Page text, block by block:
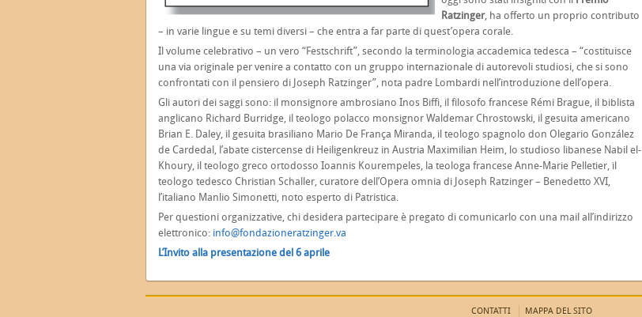
Ratzinger, ha offerto un proprio contributo
– in varie lingue e su temi diversi – che entra a far parte di quest’opera corale.
Il volume celebrativo – un vero “Festschrift”, secondo la terminologia accademica tedesca – “costituisce
una via originale per venire a contatto con un gruppo internazionale di autorevoli studiosi, che si sono
confrontati con il pensiero di Joseph Ratzinger”, nota padre Lombardi nell’introduzione dell’opera.
Gli autori dei saggi sono: il monsignore ambrosiano Inos Biffi, il filosofo francese Rémi Brague, il biblista
anglicano Richard Burridge, il teologo polacco monsignor Waldemar Chrostowski, il gesuita americano
Brian E. Daley, il gesuita brasiliano Mario De França Miranda, il teologo spagnolo don Olegario González
de Cardedal, l’abate cistercense di Heiligenkreuz in Austria Maximilian Heim, lo studioso libanese Nabil el-
Khoury, il teologo greco ortodosso Ioannis Kourempeles, la teologa francese Anne-Marie Pelletier, il
teologo tedesco Christian Schaller, curatore dell’Opera omnia di Joseph Ratzinger – Benedetto XVI,
l’italiano Manlio Simonetti, noto esperto di Patristica.
Per questioni organizzative, chi desidera partecipare è pregato di comunicarlo con una mail all’indirizzo
elettronico: info@fondazioneratzinger.va
L’Invito alla presentazione del 6 aprile
CONTATTI MAPPA DEL SITO